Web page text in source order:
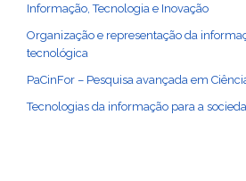
Informação, Tecnologia e Inovação
Organização e representação da
tecnológica
PaCinFor – Pesquisa avançada em
Tecnologias da informação para a